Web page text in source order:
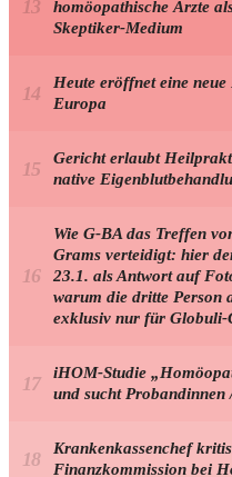
homöopathische Ärzte
Skeptiker-Medium
Heute eröffnet eine
Europa
Gericht erlaubt
native
Wie G-BA das Treffen
Grams verteidigt: hier
23.1. als Antwort auf
warum die dritte Person
exklusiv nur für
iHOM-Studie
und sucht Probandinnen
Krankenkassenchef
Finanzkommission bei